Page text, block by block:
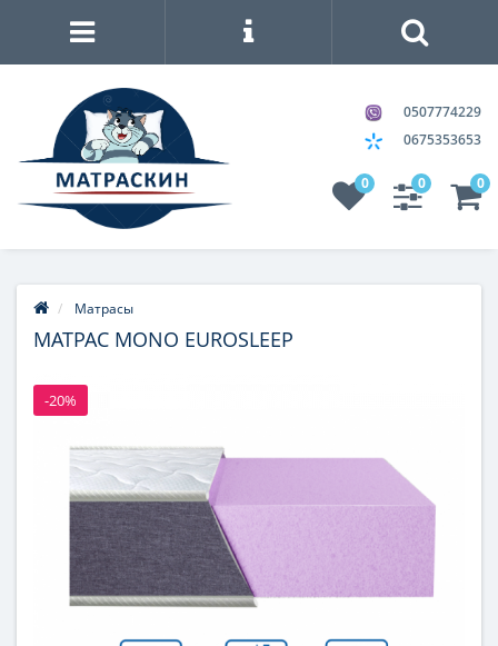
0507774229
0675353653
0 0 0
Матрасы
МАТРАС MONO EUROSLEEP
-20%